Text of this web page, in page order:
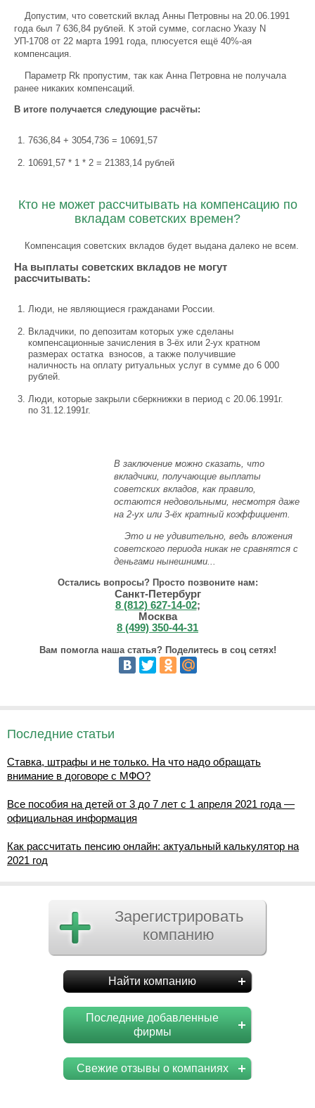
Допустим, что советский вклад Анны Петровны на 20.06.1991
года был 7 636,84 рублей. К этой сумме, согласно Указу N
УП-1708 от 22 марта 1991 года, плюсуется ещё 40%-ая
компенсация.
Параметр Rk пропустим, так как Анна Петровна не получала
ранее никаких компенсаций.
В итоге получается следующие расчёты:
7636,84 + 3054,736 = 10691,57
10691,57 * 1 * 2 = 21383,14 рублей
Кто не может рассчитывать на компенсацию по
вкладам советских времен?
Компенсация советских вкладов будет выдана далеко не всем.
На выплаты советских вкладов не могут
рассчитывать:
Люди, не являющиеся гражданами России.
Вкладчики, по депозитам которых уже сделаны
компенсационные зачисления в 3-ёх или 2-ух кратном
размерах остатка взносов, а также получившие
наличность на оплату ритуальных услуг в сумме до 6 000
рублей.
Люди, которые закрыли сберкнижки в период с 20.06.1991г.
по 31.12.1991г.
В заключение можно сказать, что
вкладчики, получающие выплаты
советских вкладов, как правило,
остаются недовольными, несмотря даже
на 2-ух или 3-ёх кратный коэффициент.
Это и не удивительно, ведь вложения
советского периода никак не сравнятся с
деньгами нынешними...
Остались вопросы? Просто позвоните нам:
Санкт-Петербург
8 (812) 627-14-02;
Москва
8 (499) 350-44-31
Вам помогла наша статья? Поделитесь в соц сетях!
Последние статьи
Ставка, штрафы и не только. На что надо обращать
внимание в договоре с МФО?
Все пособия на детей от 3 до 7 лет с 1 апреля 2021 года —
официальная информация
Как рассчитать пенсию онлайн: актуальный калькулятор на
2021 год
Зарегистрировать
компанию
Найти компанию
Последние добавленные
фирмы
Свежие отзывы о компаниях